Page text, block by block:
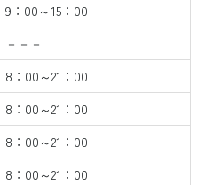
9：00～15：00
－－－
8：00～21：00
8：00～21：00
8：00～21：00
8：00～21：00